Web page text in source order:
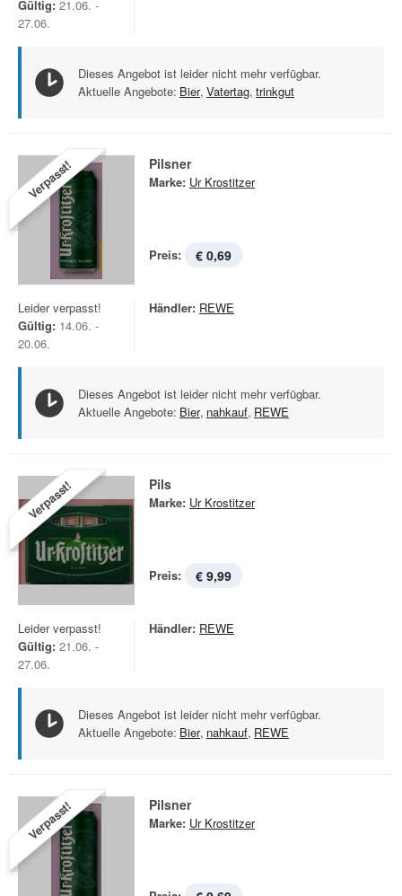
Gültig: 21.06. -
27.06.
Dieses Angebot ist leider nicht mehr verfügbar.
Aktuelle Angebote: Bier, Vatertag, trinkgut
Verpasst! Pilsner
Marke: Ur Krostitzer
Preis: € 0,69
Leider verpasst!
Gültig: 14.06. -
20.06.
Händler: REWE
Dieses Angebot ist leider nicht mehr verfügbar.
Aktuelle Angebote: Bier, nahkauf, REWE
Verpasst! Pils
Marke: Ur Krostitzer
Preis: € 9,99
Leider verpasst!
Gültig: 21.06. -
27.06.
Händler: REWE
Dieses Angebot ist leider nicht mehr verfügbar.
Aktuelle Angebote: Bier, nahkauf, REWE
Verpasst! Pilsner
Marke: Ur Krostitzer